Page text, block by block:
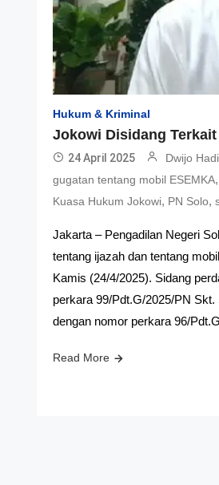
Hukum & Kriminal
Jokowi Disidang
24 April 2025 Dwijo
gugatan tentang mobil ESEMKA,
Kuasa Hukum Jokowi, PN Solo,
Jakarta – Pengadilan Negeri
tentang ijazah dan tentang
Kamis (24/4/2025). Sidang
perkara 99/Pdt.G/2025/PN
dengan nomor perkara 96/
Read More